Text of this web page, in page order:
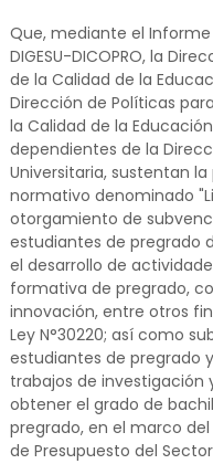
Que, mediante el Informe
DIGESU-DICOPRO, la
de la Calidad de la
Dirección de Políticas
la Calidad de la
dependientes de la
Universitaria, sustentan
normativo denominado
otorgamiento de
estudiantes de pregrado
el desarrollo de
formativa de pregrado,
innovación, entre otros
Ley N°30220; así como
estudiantes de pregrado
trabajos de investigación
obtener el grado de
pregrado, en el marco del
de Presupuesto del